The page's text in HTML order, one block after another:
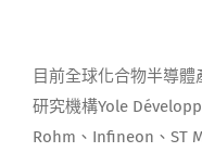
目前全球化合物半導
研究機構Yole
Rohm、Infineon、ST